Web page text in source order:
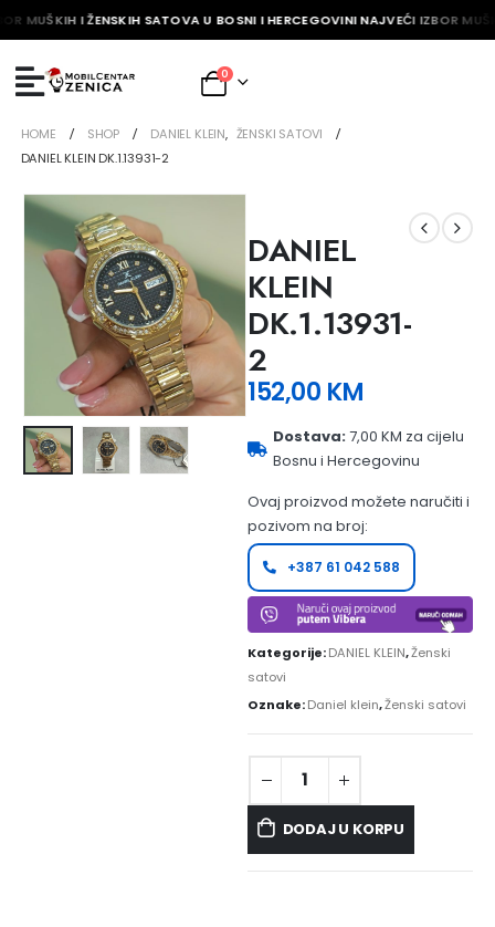
MUŠKIH I ŽENSKIH SATOVA U BOSNI I HERCEGOVINI NAJVEĆI IZBOR
0
HOME SHOP DANIEL KLEIN, ŽENSKI SATOVI
DANIEL KLEIN DK.1.13931-2
DANIEL
KLEIN
DK.1.13931-
2
152,00 KM
Dostava:7,00 KM za cijelu
Bosnu i Hercegovinu
Ovaj proizvod možete naručiti i
pozivom na broj:
+387 61 042 588
Kategorije:DANIEL KLEIN,Ženski
satovi
Oznake:Daniel klein,Ženski satovi
DODAJ U KORPU